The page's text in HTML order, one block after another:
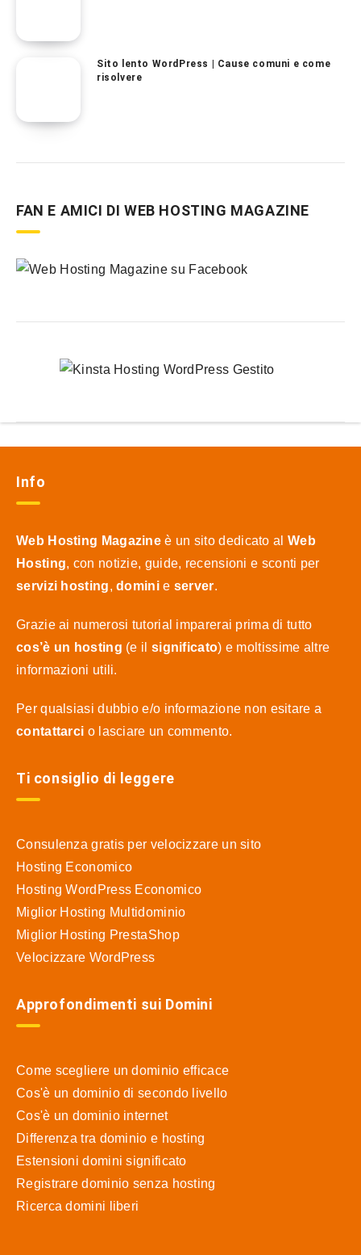
Sito lento WordPress | Cause comuni e come
risolvere
FAN E AMICI DI WEB HOSTING MAGAZINE
Info
Web Hosting Magazine è un sito dedicato al Web
Hosting, con notizie, guide, recensioni e sconti per
servizi hosting,dominie server.
Grazie ai numerosi tutorial imparerai prima di tutto
cos’è un hosting (e il significato) e moltissime altre
informazioni utili.
Per qualsiasi dubbio e/o informazione non esitare a
contattarci o lasciare un commento.
Ti consiglio di leggere
Consulenza gratis per velocizzare un sito
Hosting Economico
Hosting WordPress Economico
Miglior Hosting Multidominio
Miglior Hosting PrestaShop
Velocizzare WordPress
Approfondimenti sui Domini
Come scegliere un dominio efficace
Cos'è un dominio di secondo livello
Cos'è un dominio internet
Differenza tra dominio e hosting
Estensioni domini significato
Registrare dominio senza hosting
Ricerca domini liberi